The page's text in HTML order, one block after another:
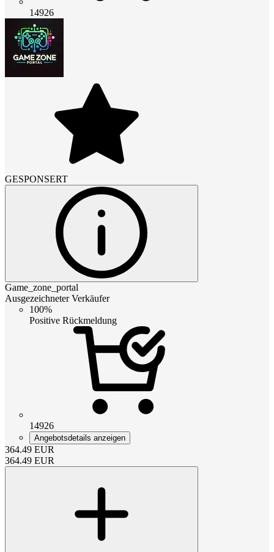
14926
GESPONSERT
Game_zone_portal
Ausgezeichneter Verkäufer
100%
Positive Rückmeldung
14926
Angebotsdetails anzeigen
364.49 EUR
364.49 EUR